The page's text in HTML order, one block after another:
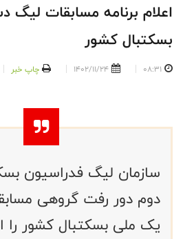
اعلام برنامه مسابقات
بسکتبال کشور
08:31
1402/11/24 چاپ خبر
سازمان لیگ فدراسیون
دوم دور رفت گروهی
یک ملی بسکتبال کشور را